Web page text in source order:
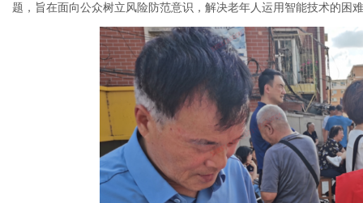
题，旨在面向公众树立风险防范意识，解决老年人运用智能技术的困